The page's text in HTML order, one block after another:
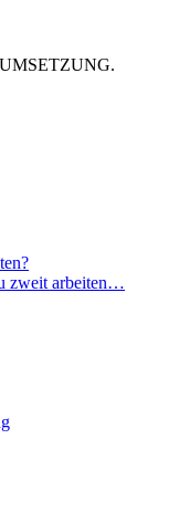
zweit arbeiten…